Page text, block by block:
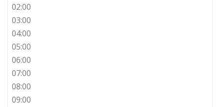
02:00
03:00
04:00
05:00
06:00
07:00
08:00
09:00